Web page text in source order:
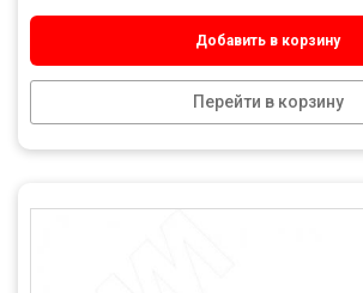
Добавить в корзину
Перейти в корзину